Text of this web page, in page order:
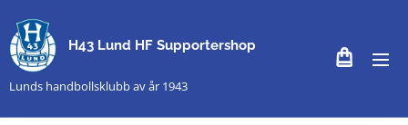
H43 Lund HF Supportershop
Lunds handbollsklubb av år 1943